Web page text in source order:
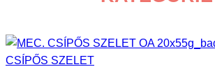
CSÍPŐS SZELET